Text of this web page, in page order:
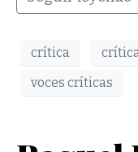
crítica
voces críticas